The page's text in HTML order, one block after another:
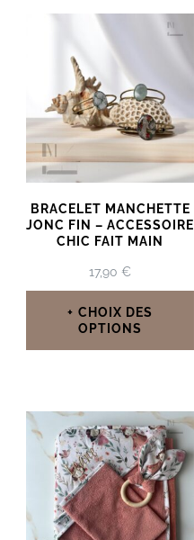
produit
a
plusieurs
variations.
Les
options
peuvent
être
choisies
sur
la
page
BRACELET MANCHETTE
JONC FIN – ACCESSOIRE
CHIC FAIT MAIN
17,90€
CHOIX DES
OPTIONS
a
plusieurs
variations.
Les